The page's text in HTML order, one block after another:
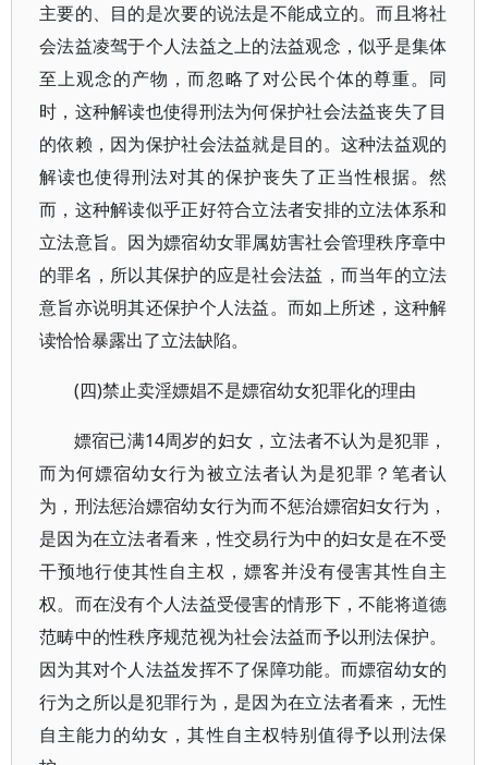
主要的、目的是次要的说法是不能成立的。而且将社
会法益凌驾于个人法益之上的法益观念，似乎是集体
至上观念的产物，而忽略了对公民个体的尊重。同
时，这种解读也使得刑法为何保护社会法益丧失了目
的依赖，因为保护社会法益就是目的。这种法益观的
解读也使得刑法对其的保护丧失了正当性根据。然
而，这种解读似乎正好符合立法者安排的立法体系和
立法意旨。因为嫖宿幼女罪属妨害社会管理秩序章中
的罪名，所以其保护的应是社会法益，而当年的立法
意旨亦说明其还保护个人法益。而如上所述，这种解
读恰恰暴露出了立法缺陷。
(四)禁止卖淫嫖娼不是嫖宿幼女犯罪化的理由
嫖宿已满14周岁的妇女，立法者不认为是犯罪，
而为何嫖宿幼女行为被立法者认为是犯罪？笔者认
为，刑法惩治嫖宿幼女行为而不惩治嫖宿妇女行为，
是因为在立法者看来，性交易行为中的妇女是在不受
干预地行使其性自主权，嫖客并没有侵害其性自主
权。而在没有个人法益受侵害的情形下，不能将道德
范畴中的性秩序规范视为社会法益而予以刑法保护。
因为其对个人法益发挥不了保障功能。而嫖宿幼女的
行为之所以是犯罪行为，是因为在立法者看来，无性
自主能力的幼女，其性自主权特别值得予以刑法保